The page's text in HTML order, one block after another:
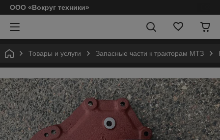
ООО «Вокруг техники»
Товары и услуги Запасные части к тракторам МТЗ